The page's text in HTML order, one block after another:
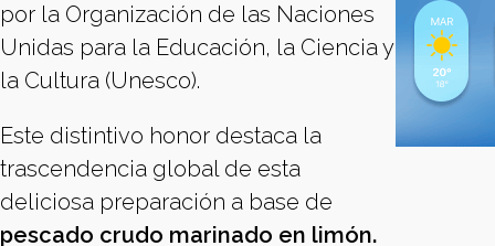
por la Organización de las Naciones
Unidas para la Educación, la Ciencia y
la Cultura (Unesco).
Este distintivo honor destaca la
trascendencia global de esta
deliciosa preparación a base de
pescado crudo marinado en limón.